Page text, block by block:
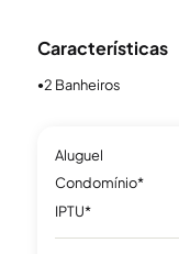
clientes.
outros.
Características
●2 Banheiros
Aluguel
Condomínio*
IPTU*